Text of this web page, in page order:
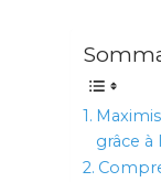
grâce à